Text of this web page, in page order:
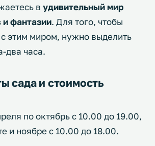
в удивительный мир
и фантазии. Для того, чтобы
этим миром, нужно выделить
два часа.
сада и стоимость
по октябрь с 10.00 до 19.00,
и ноябре с 10.00 до 18.00.